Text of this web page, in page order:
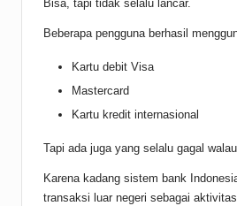
Bisa, tapi tidak selalu lancar.
Beberapa pengguna berhasil
Kartu debit Visa
Mastercard
Kartu kredit internasional
Tapi ada juga yang selalu gagal
Karena kadang sistem bank
transaksi luar negeri sebagai